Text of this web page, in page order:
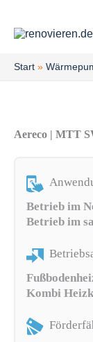
springen
Start
Aereco | MTT
Betrieb im
Betrieb im
Kombi